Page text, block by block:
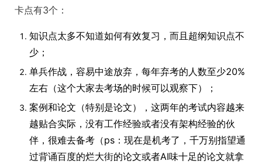
卡点有3个：
知识点太多不知道如何有效复习，而且超纲知识点不
少；
单兵作战，容易中途放弃，每年弃考的人数至少20%
左右（这个大家去考场的时候可以观察下）；
案例和论文（特别是论文），这两年的考试内容越来
越贴合实际，没有工作经验或者没有架构经验的伙
伴，很难去备考（ps：现在是机考了，千万别指望通
过背诵百度的烂大街的论文或者AI味十足的论文就拿